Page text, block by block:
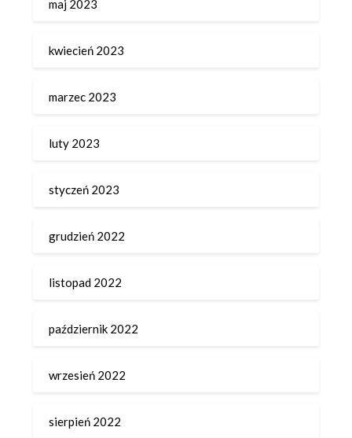
maj 2023
kwiecień 2023
marzec 2023
luty 2023
styczeń 2023
grudzień 2022
listopad 2022
październik 2022
wrzesień 2022
sierpień 2022